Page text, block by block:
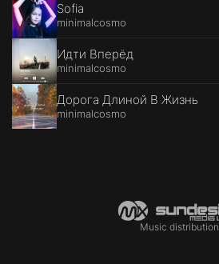
Sofia
minimalcosmo
Идти Вперёд
minimalcosmo
Дорога Длиной В Жизнь
minimalcosmo
Music distribution